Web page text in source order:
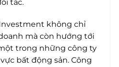
tác.
không chỉ
mà còn hướng tới
trong những công ty
bất động sản. Công